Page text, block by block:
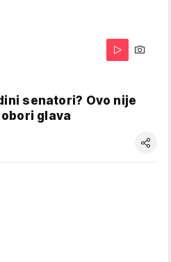
senatori? Ovo nije
glava